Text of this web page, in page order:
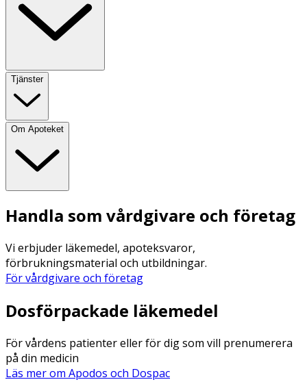
Tjänster
Om Apoteket
Handla som vårdgivare och företag
Vi erbjuder läkemedel, apoteksvaror,
förbrukningsmaterial och utbildningar.
För vårdgivare och företag
Dosförpackade läkemedel
För vårdens patienter eller för dig som vill prenumerera
på din medicin
Läs mer om Apodos och Dospac